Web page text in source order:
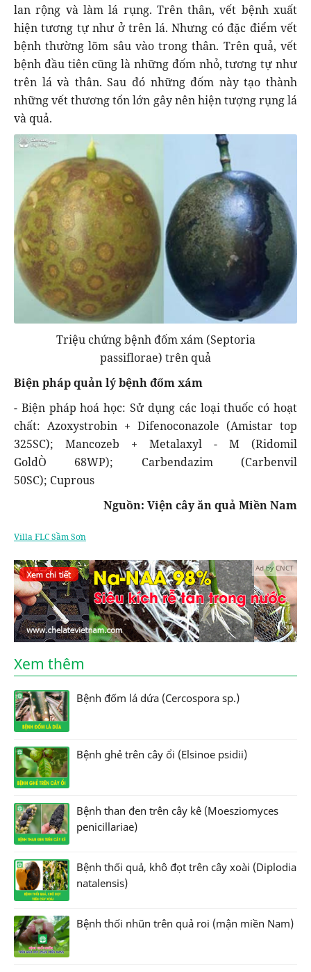
lan rộng và làm lá rụng. Trên thân, vết bệnh xuất
hiện tương tự như ở trên lá. Nhưng có đặc điểm vết
bệnh thường lõm sâu vào trong thân. Trên quả, vết
bệnh đầu tiên cũng là những đốm nhỏ, tương tự như
trên lá và thân. Sau đó những đốm này tạo thành
những vết thương tổn lớn gây nên hiện tượng rụng lá
và quả.
Triệu chứng bệnh đốm xám (Septoria
passiflorae) trên quả
Biện pháp quản lý bệnh đốm xám
- Biện pháp hoá học: Sử dụng các loại thuốc có hoạt
chất: Azoxystrobin + Difenoconazole (Amistar top
325SC); Mancozeb + Metalaxyl - M (Ridomil
GoldÒ 68WP); Carbendazim (Carbenvil
50SC); Cuprous
Nguồn: Viện cây ăn quả Miền Nam
Villa FLC Sầm Sơn
Ad by CNCT
Xem thêm
Bệnh đốm lá dứa (Cercospora sp.)
Bệnh ghẻ trên cây ổi (Elsinoe psidii)
Bệnh than đen trên cây kê (Moesziomyces
penicillariae)
Bệnh thối quả, khô đọt trên cây xoài (Diplodia
natalensis)
Bệnh thối nhũn trên quả roi (mận miền Nam)